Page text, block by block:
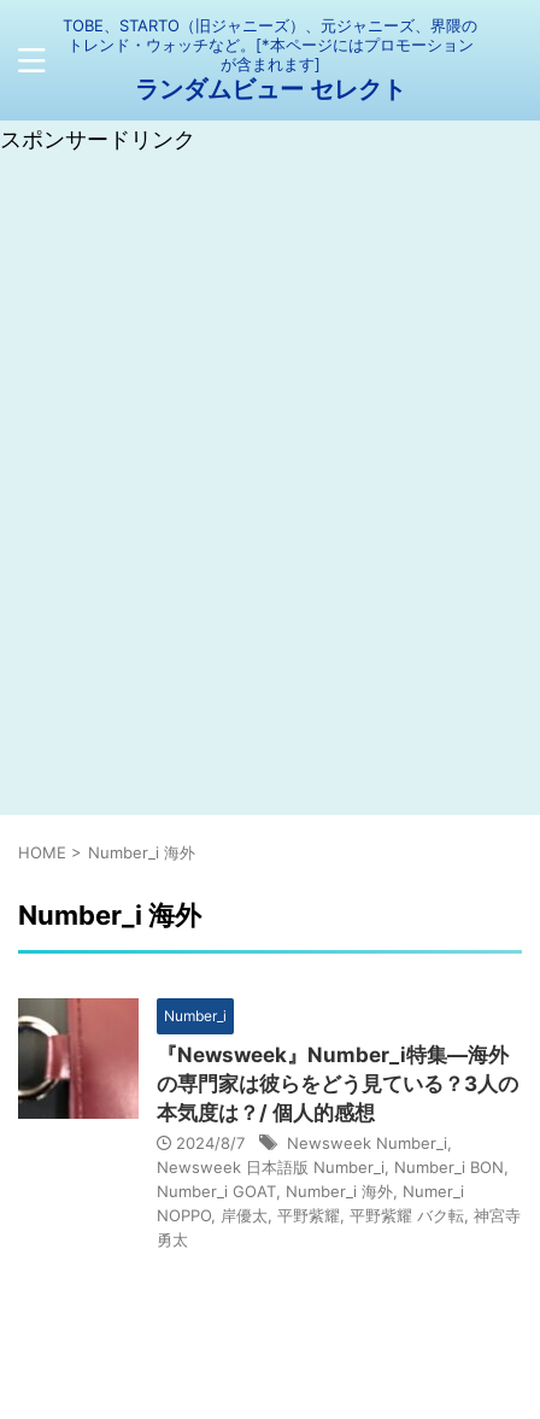
TOBE、STARTO（旧ジャニーズ）、元ジャニーズ、界隈の
トレンド・ウォッチなど。[*本ページにはプロモーション
が含まれます]
ランダムビュー セレクト
スポンサードリンク
HOME > Number_i 海外
Number_i 海外
Number_i
『Newsweek』Number_i特集―海外
の専門家は彼らをどう見ている？3人の
本気度は？/ 個人的感想
2024/8/7 Newsweek Number_i
Newsweek 日本語版 Number_i
Number_i BON
Number_i GOAT Number_i 海外 Numer_i
NOPPO
岸優太 平野紫耀 平野紫耀 バク転 神宮寺
勇太